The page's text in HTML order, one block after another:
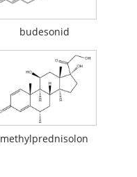
budesonid
methylprednisolon